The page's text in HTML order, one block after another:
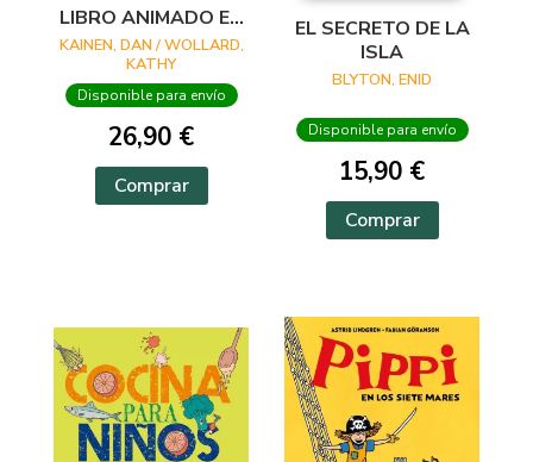
LIBRO ANIMADO EN
PHOTICULAR
KAINEN, DAN / WOLLARD,
KATHY
Disponible para envío
26,90 €
Comprar
EL SECRETO DE LA
ISLA
BLYTON, ENID
Disponible para envío
15,90 €
Comprar